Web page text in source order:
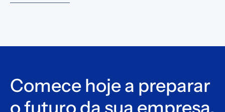
Comece hoje a preparar
o futuro da sua empresa.